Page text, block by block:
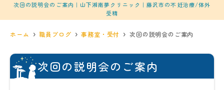
次回の説明会のご案内｜山下湘南夢クリニック｜藤沢市の不妊治療/体外
受精
ホーム 職員ブログ 事務室・受付 次回の説明会のご案内
次回の説明会のご案内